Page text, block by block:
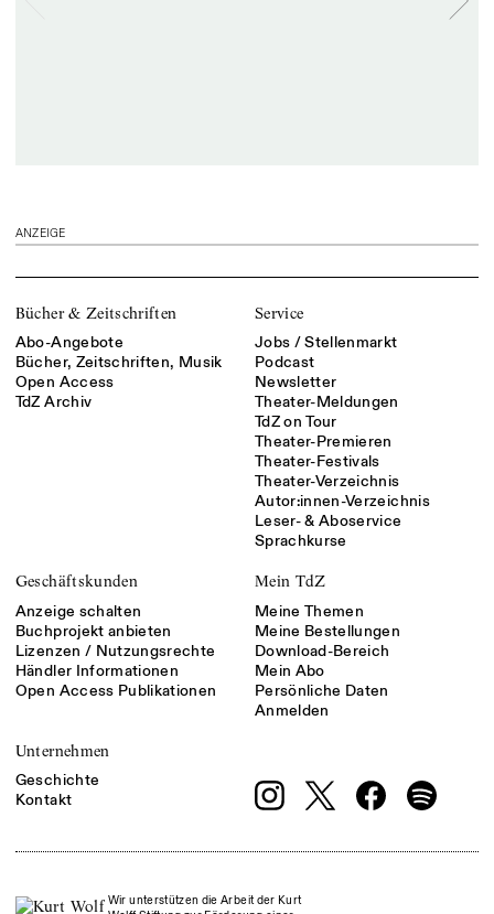
ANZEIGE
Bücher & Zeitschriften
Abo-Angebote
Bücher, Zeitschriften, Musik
Open Access
TdZ Archiv
Service
Jobs / Stellenmarkt
Podcast
Newsletter
Theater-Meldungen
TdZ on Tour
Theater-Premieren
Theater-Festivals
Theater-Verzeichnis
Autor:innen-Verzeichnis
Leser- & Aboservice
Sprachkurse
Geschäftskunden
Anzeige schalten
Buchprojekt anbieten
Lizenzen / Nutzungsrechte
Händler Informationen
Open Access Publikationen
Mein TdZ
Meine Themen
Meine Bestellungen
Download-Bereich
Mein Abo
Persönliche Daten
Anmelden
Unternehmen
Geschichte
Kontakt
Wir unterstützen die Arbeit der Kurt